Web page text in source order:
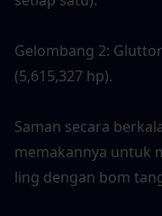
Gelombang 2:
(5,615,327 hp).
Saman secara
memakannya untuk
ling dengan bom